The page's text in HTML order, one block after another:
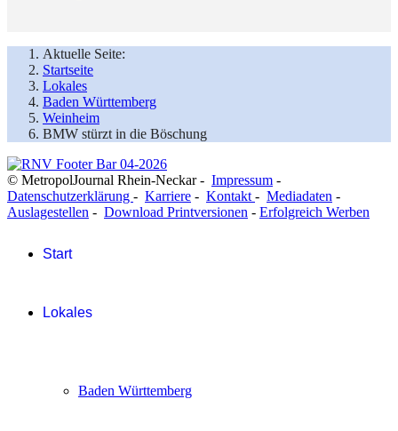
Aktuelle Seite:
Startseite
Lokales
Baden Württemberg
Weinheim
BMW stürzt in die Böschung
© MetropolJournal Rhein-Neckar - Impressum -
Datenschutzerklärung - Karriere - Kontakt - Mediadaten -
Auslagestellen - Download Printversionen - Erfolgreich Werben
Start
Lokales
Baden Württemberg